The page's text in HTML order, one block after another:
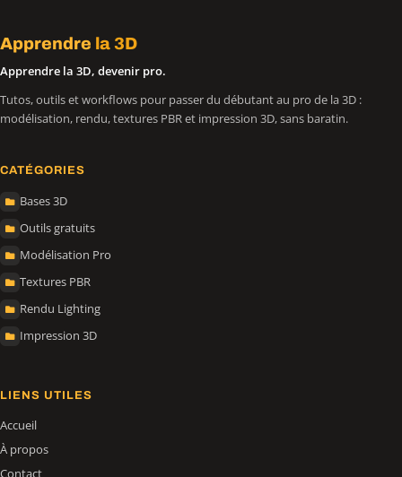
Apprendre la 3D
Apprendre la 3D, devenir pro.
Tutos, outils et workflows pour passer du débutant au pro de la 3D :
modélisation, rendu, textures PBR et impression 3D, sans baratin.
CATÉGORIES
Bases 3D
Outils gratuits
Modélisation Pro
Textures PBR
Rendu Lighting
Impression 3D
LIENS UTILES
Accueil
À propos
Contact